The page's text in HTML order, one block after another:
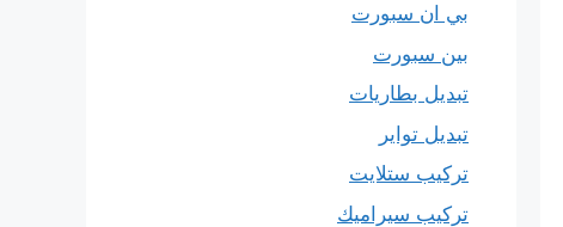
بي ان سبورت
بين سبورت
تبديل بطاريات
تبديل تواير
تركيب ستلايت
تركيب سيراميك